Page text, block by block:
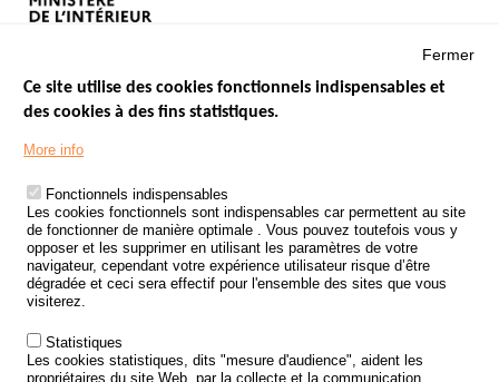
Menu
Footer
LES SITES PUBLICS
ÉTAT DE L’INSÉCURITÉ ROUTIÈRE
TRAITEMENT DES DONNÉES PERSONNELLES DES ACCIDENTS DE
LA ROUTE
ETUDES ET RECHERCHES
APPEL À PROJETS
POLITIQUE DE SÉCURITÉ ROUTIÈRE
Fermer
Ce site utilise des cookies fonctionnels indispensables et
des cookies à des fins statistiques.
More info
Fonctionnels indispensables
Les cookies fonctionnels sont indispensables car permettent au site
de fonctionner de manière optimale . Vous pouvez toutefois vous y
opposer et les supprimer en utilisant les paramètres de votre
navigateur, cependant votre expérience utilisateur risque d’être
dégradée et ceci sera effectif pour l'ensemble des sites que vous
visiterez.
Statistiques
Les cookies statistiques, dits "mesure d'audience", aident les
propriétaires du site Web, par la collecte et la communication